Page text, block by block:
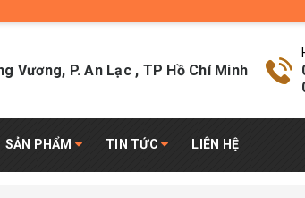
Vương, P. An Lạc , TP Hồ Chí Minh
SẢN PHẨM TIN TỨC LIÊN HỆ